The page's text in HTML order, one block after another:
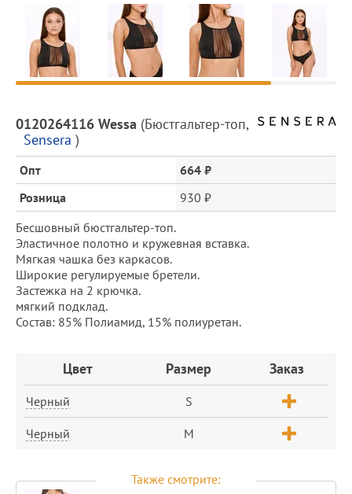
Предпросмотр
фотографий
Описание
товара
и
цена
0120264116 Wessa (Бюстгальтер-топ,
Sensera )
Опт
664 ₽
Розница
930 ₽
Бесшовный бюстгальтер-топ.
Эластичное полотно и кружевная вставка.
Мягкая чашка без каркасов.
Широкие регулируемые бретели.
Застежка на 2 крючка.
мягкий подклад.
Состав: 85% Полиамид, 15% полиуретан.
ЗаказЦвет Размер Заказ
Черный S
Черный M
Также смотрите: